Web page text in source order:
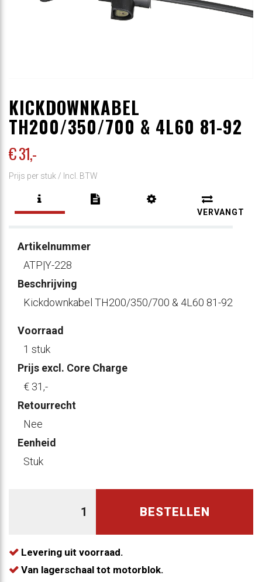
KICKDOWNKABEL
TH200/350/700 & 4L60 81-92
€ 31,-
Prijs per stuk / Incl. BTW
VERVANGT
Artikelnummer
ATP|Y-228
Beschrijving
Kickdownkabel TH200/350/700 & 4L60 81-92
Voorraad
1 stuk
Prijs excl. Core Charge
€ 31,-
Retourrecht
Nee
Eenheid
Stuk
BESTELLEN
Levering uit voorraad.
Van lagerschaal tot motorblok.